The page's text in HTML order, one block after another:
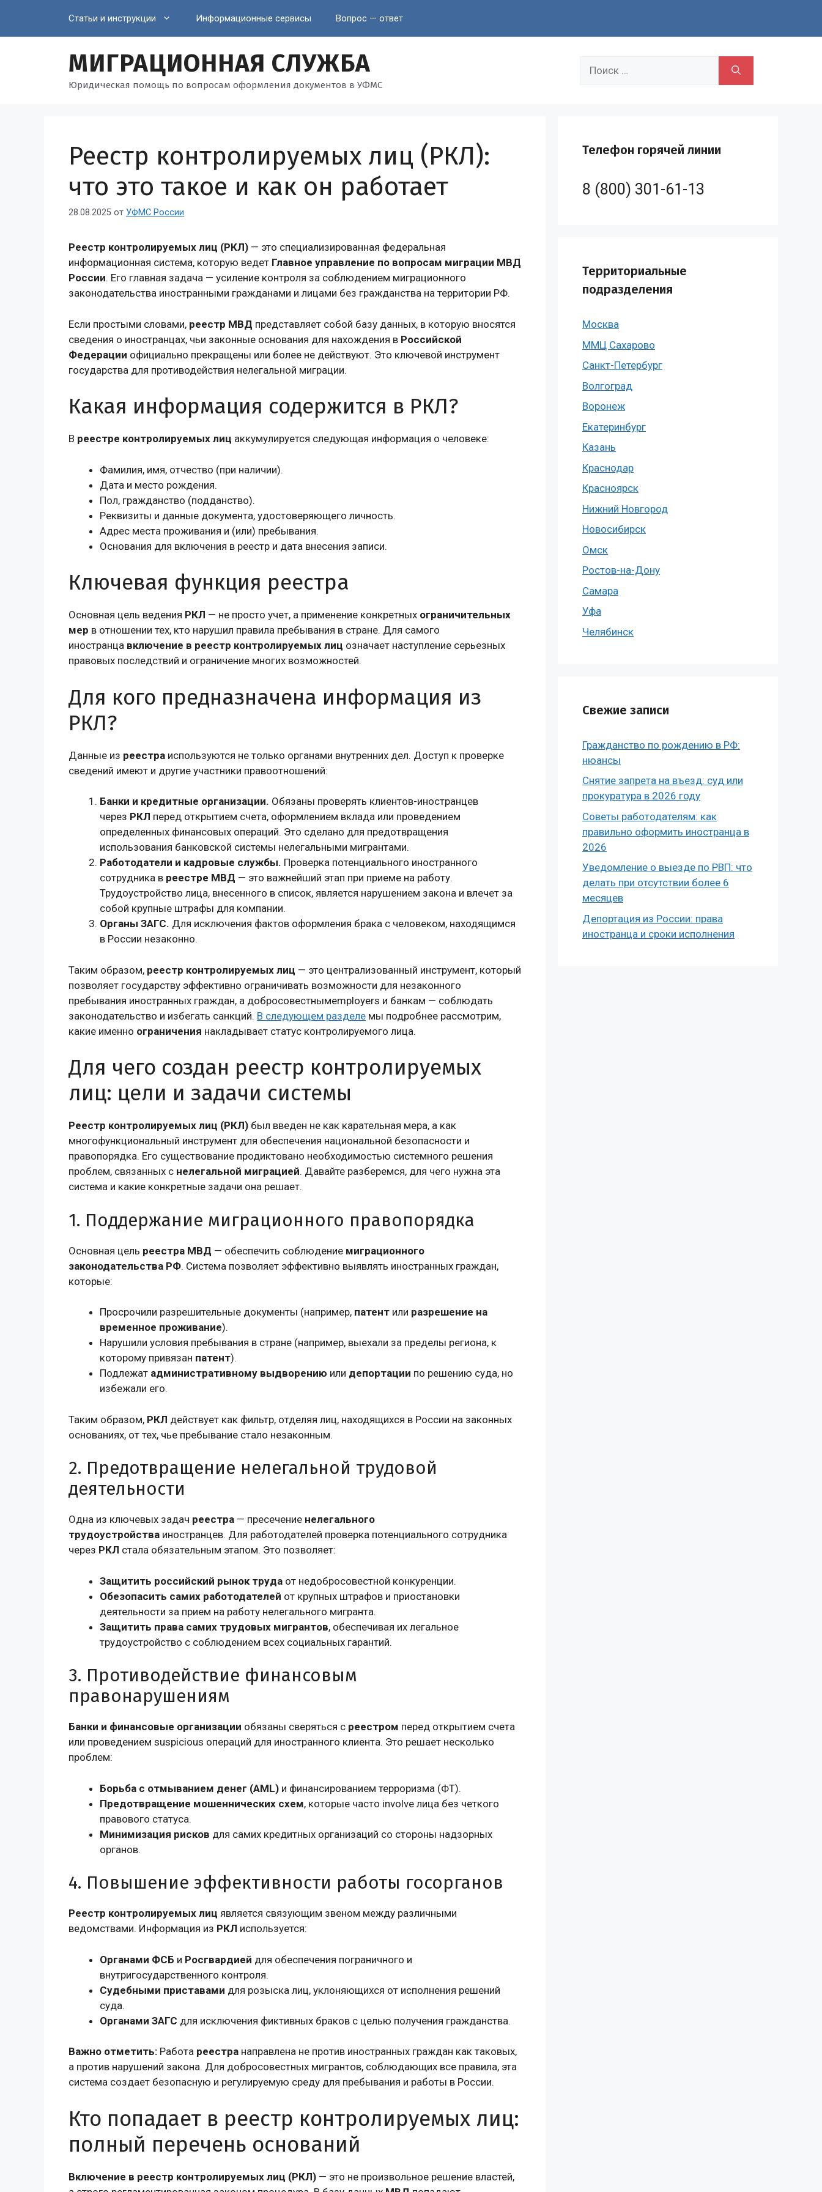
содержимому
Статьи и инструкции Информационные сервисы Вопрос — ответ
МИГРАЦИОННАЯ СЛУЖБА
Юридическая помощь по вопросам оформления документов в УФМС
Реестр контролируемых лиц (РКЛ):
что это такое и как он работает
28.08.2025 от УФМС России
Реестр контролируемых лиц (РКЛ) — это специализированная федеральная
информационная система, которую ведет Главное управление по вопросам миграции МВД
России. Его главная задача — усиление контроля за соблюдением миграционного
законодательства иностранными гражданами и лицами без гражданства на территории РФ.
Если простыми словами, реестр МВД представляет собой базу данных, в которую вносятся
сведения о иностранцах, чьи законные основания для нахождения в Российской
Федерации официально прекращены или более не действуют. Это ключевой инструмент
государства для противодействия нелегальной миграции.
Какая информация содержится в РКЛ?
В реестре контролируемых лиц аккумулируется следующая информация о человеке:
Фамилия, имя, отчество (при наличии).
Дата и место рождения.
Пол, гражданство (подданство).
Реквизиты и данные документа, удостоверяющего личность.
Адрес места проживания и (или) пребывания.
Основания для включения в реестр и дата внесения записи.
Ключевая функция реестра
Основная цель ведения РКЛ — не просто учет, а применение конкретных ограничительных
мер в отношении тех, кто нарушил правила пребывания в стране. Для самого
иностранца включение в реестр контролируемых лиц означает наступление серьезных
правовых последствий и ограничение многих возможностей.
Для кого предназначена информация из
РКЛ?
Данные из реестра используются не только органами внутренних дел. Доступ к проверке
сведений имеют и другие участники правоотношений:
Банки и кредитные организации. Обязаны проверять клиентов-иностранцев
через РКЛ перед открытием счета, оформлением вклада или проведением
определенных финансовых операций. Это сделано для предотвращения
использования банковской системы нелегальными мигрантами.
Работодатели и кадровые службы. Проверка потенциального иностранного
сотрудника в реестре МВД — это важнейший этап при приеме на работу.
Трудоустройство лица, внесенного в список, является нарушением закона и влечет за
собой крупные штрафы для компании.
Органы ЗАГС. Для исключения фактов оформления брака с человеком, находящимся
в России незаконно.
Таким образом, реестр контролируемых лиц — это централизованный инструмент, который
позволяет государству эффективно ограничивать возможности для незаконного
пребывания иностранных граждан, а добросовестнымemployers и банкам — соблюдать
законодательство и избегать санкций. В следующем разделе мы подробнее рассмотрим,
какие именно ограничения накладывает статус контролируемого лица.
Для чего создан реестр контролируемых
лиц: цели и задачи системы
Реестр контролируемых лиц (РКЛ) был введен не как карательная мера, а как
многофункциональный инструмент для обеспечения национальной безопасности и
правопорядка. Его существование продиктовано необходимостью системного решения
проблем, связанных с нелегальной миграцией. Давайте разберемся, для чего нужна эта
система и какие конкретные задачи она решает.
1. Поддержание миграционного правопорядка
Основная цель реестра МВД — обеспечить соблюдение миграционного
законодательства РФ. Система позволяет эффективно выявлять иностранных граждан,
которые:
Просрочили разрешительные документы (например, патент или разрешение на
временное проживание).
Нарушили условия пребывания в стране (например, выехали за пределы региона, к
которому привязан патент).
Подлежат административному выдворению или депортации по решению суда, но
избежали его.
Таким образом, РКЛ действует как фильтр, отделяя лиц, находящихся в России на законных
основаниях, от тех, чье пребывание стало незаконным.
2. Предотвращение нелегальной трудовой
деятельности
Одна из ключевых задач реестра — пресечение нелегального
трудоустройства иностранцев. Для работодателей проверка потенциального сотрудника
через РКЛ стала обязательным этапом. Это позволяет:
Защитить российский рынок труда от недобросовестной конкуренции.
Обезопасить самих работодателей от крупных штрафов и приостановки
деятельности за прием на работу нелегального мигранта.
Защитить права самих трудовых мигрантов, обеспечивая их легальное
трудоустройство с соблюдением всех социальных гарантий.
3. Противодействие финансовым
правонарушениям
Банки и финансовые организации обязаны сверяться с реестром перед открытием счета
или проведением suspicious операций для иностранного клиента. Это решает несколько
проблем:
Борьба с отмыванием денег (AML) и финансированием терроризма (ФТ).
Предотвращение мошеннических схем, которые часто involve лица без четкого
правового статуса.
Минимизация рисков для самих кредитных организаций со стороны надзорных
органов.
4. Повышение эффективности работы госорганов
Реестр контролируемых лиц является связующим звеном между различными
ведомствами. Информация из РКЛ используется:
Органами ФСБ и Росгвардией для обеспечения пограничного и
внутригосударственного контроля.
Судебными приставами для розыска лиц, уклоняющихся от исполнения решений
суда.
Органами ЗАГС для исключения фиктивных браков с целью получения гражданства.
Важно отметить: Работа реестра направлена не против иностранных граждан как таковых,
а против нарушений закона. Для добросовестных мигрантов, соблюдающих все правила, эта
система создает безопасную и регулируемую среду для пребывания и работы в России.
Кто попадает в реестр контролируемых лиц:
полный перечень оснований
Включение в реестр контролируемых лиц (РКЛ) — это не произвольное решение властей,
Телефон горячей линии
8 (800) 301-61-13
Территориальные
подразделения
Москва
ММЦ Сахарово
Санкт-Петербург
Волгоград
Воронеж
Екатеринбург
Казань
Краснодар
Красноярск
Нижний Новгород
Новосибирск
Омск
Ростов-на-Дону
Самара
Уфа
Челябинск
Свежие записи
Гражданство по рождению в РФ:
нюансы
Снятие запрета на въезд: суд или
прокуратура в 2026 году
Советы работодателям: как
правильно оформить иностранца в
2026
Уведомление о выезде по РВП: что
делать при отсутствии более 6
месяцев
Депортация из России: права
иностранца и сроки исполнения